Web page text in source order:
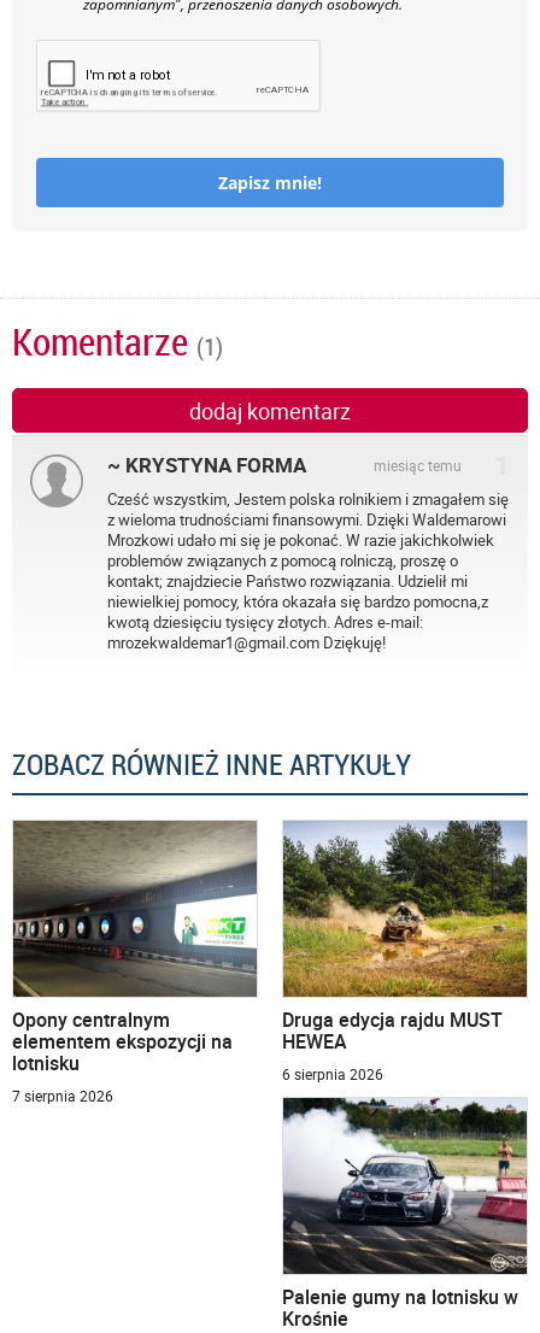
zapomnianym", przenoszenia danych osobowych.
Zapisz mnie!
Komentarze (1)
dodaj komentarz
~ KRYSTYNA FORMA miesiąc temu
Cześć wszystkim, Jestem polska rolnikiem i zmagałem się
z wieloma trudnościami finansowymi. Dzięki Waldemarowi
Mrozkowi udało mi się je pokonać. W razie jakichkolwiek
problemów związanych z pomocą rolniczą, proszę o
kontakt; znajdziecie Państwo rozwiązania. Udzielił mi
niewielkiej pomocy, która okazała się bardzo pomocna,z
kwotą dziesięciu tysięcy złotych. Adres e-mail:
mrozekwaldemar1@gmail.com Dziękuję!
ZOBACZ RÓWNIEŻ INNE ARTYKUŁY
Opony centralnym
elementem ekspozycji na
lotnisku
7 sierpnia 2026
Druga edycja rajdu MUST
HEWEA
6 sierpnia 2026
Palenie gumy na lotnisku w
Krośnie